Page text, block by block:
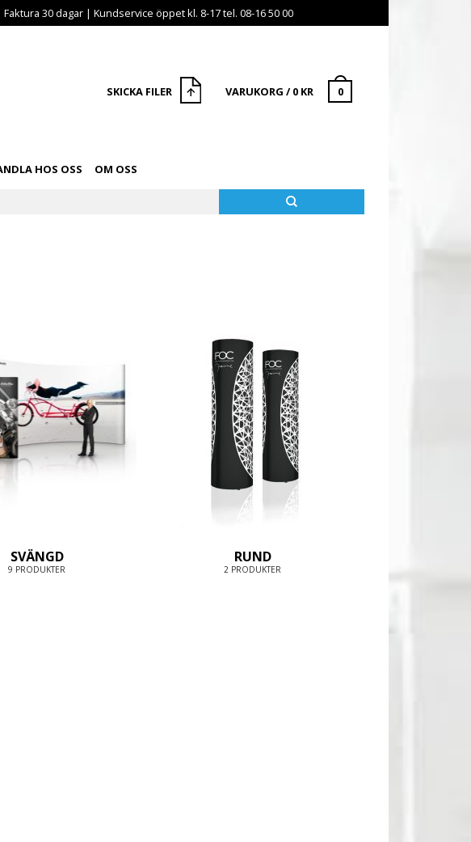
30 dagar | Kundservice öppet kl. 8-17 tel. 08-16 50 00
SKICKA FILER
VARUKORG / 0 KR 0
HOS OSS OM OSS
SVÄNGD
9 PRODUKTER
RUND
2 PRODUKTER